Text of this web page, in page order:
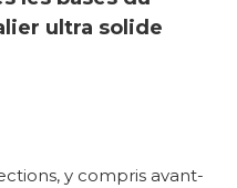
ultra solide
y compris avant-